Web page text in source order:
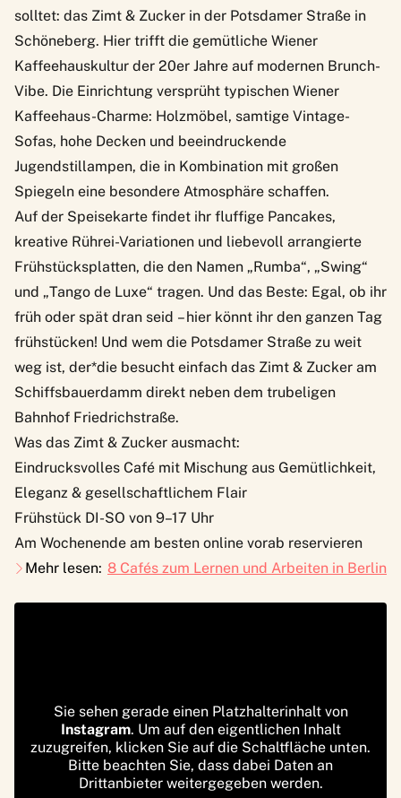
solltet: das Zimt & Zucker in der Potsdamer Straße in
Schöneberg. Hier trifft die gemütliche Wiener
Kaffeehauskultur der 20er Jahre auf modernen Brunch-
Vibe. Die Einrichtung versprüht typischen Wiener
Kaffeehaus-Charme: Holzmöbel, samtige Vintage-
Sofas, hohe Decken und beeindruckende
Jugendstillampen, die in Kombination mit großen
Spiegeln eine besondere Atmosphäre schaffen.
Auf der Speisekarte findet ihr fluffige Pancakes,
kreative Rührei-Variationen und liebevoll arrangierte
Frühstücksplatten, die den Namen „Rumba“, „Swing“
und „Tango de Luxe“ tragen. Und das Beste: Egal, ob ihr
früh oder spät dran seid – hier könnt ihr den ganzen Tag
frühstücken! Und wem die Potsdamer Straße zu weit
weg ist, der*die besucht einfach das Zimt & Zucker am
Schiffsbauerdamm direkt neben dem trubeligen
Bahnhof Friedrichstraße.
Was das Zimt & Zucker ausmacht:
Eindrucksvolles Café mit Mischung aus Gemütlichkeit,
Eleganz & gesellschaftlichem Flair
Frühstück DI-SO von 9–17 Uhr
Am Wochenende am besten online vorab reservieren
Mehr lesen: 8 Cafés zum Lernen und Arbeiten in Berlin
Sie sehen gerade einen Platzhalterinhalt von
Instagram. Um auf den eigentlichen Inhalt
zuzugreifen, klicken Sie auf die Schaltfläche unten.
Bitte beachten Sie, dass dabei Daten an
Drittanbieter weitergegeben werden.